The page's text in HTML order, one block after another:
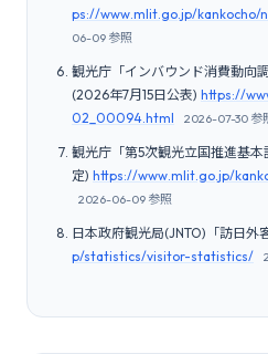
ps://www.mlit.go.jp/kankocho/
06-09 参照
観光庁「インバウンド消費動向
(2026年7月15日公表) https://
02_00094.html
2026-07-30 参
観光庁「第5次観光立国推進基
定) https://www.mlit.go.jp/
2026-06-09 参照
日本政府観光局(JNTO)「訪日外
p/statistics/visitor-statistics/